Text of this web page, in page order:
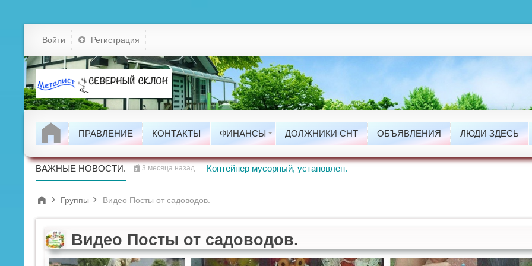
Войти Регистрация
Группы
ПРАВЛЕНИЕ КОНТАКТЫ ФИНАНСЫ
Тарифы
Документы
Задолжности
Проводимые Работы.ДОЛЖНИКИ СНТ ОБЪЯВЛЕНИЯ ЛЮДИ ЗДЕСЬ
ВАЖНЫЕ НОВОСТИ. 3 месяца назад Контейнер мусорный, установлен.
Группы Видео Посты от садоводов.
Видео Посты от садоводов.